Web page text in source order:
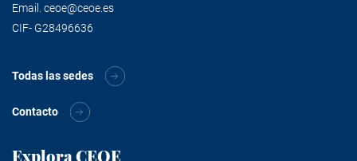
Email. ceoe@ceoe.es
CIF- G28496636
Todas las sedes
Contacto
Explora CEOE